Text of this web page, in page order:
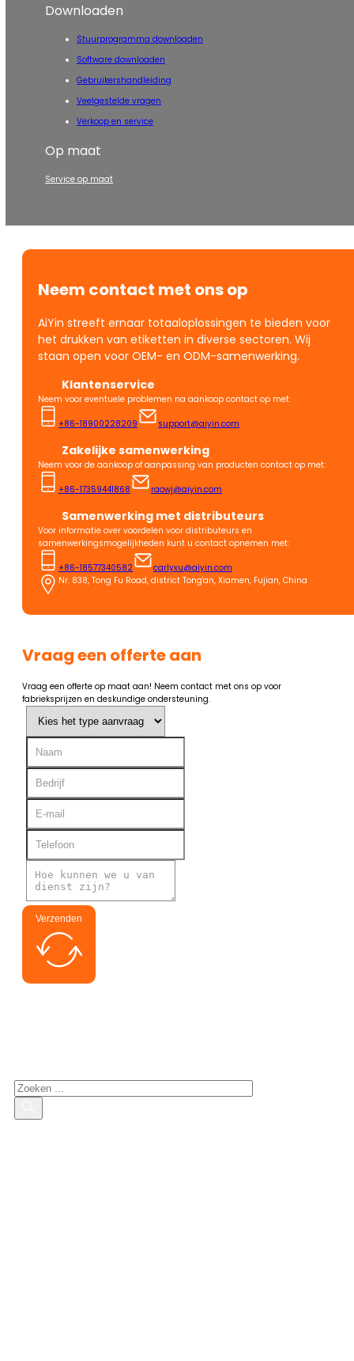
Downloaden
Stuurprogramma downloaden
Software downloaden
Gebruikershandleiding
Veelgestelde vragen
Verkoop en service
Op maat
Service op maat
Neem contact met ons op
AiYin streeft ernaar totaaloplossingen te bieden voor
het drukken van etiketten in diverse sectoren. Wij
staan open voor OEM- en ODM-samenwerking.
Klantenservice
Neem voor eventuele problemen na aankoop contact op met:
+86-18900228209 support@aiyin.com
Zakelijke samenwerking
Neem voor de aankoop of aanpassing van producten contact op met:
+86-17359441868 raowj@aiyin.com
Samenwerking met distributeurs
Voor informatie over voordelen voor distributeurs en
samenwerkingsmogelijkheden kunt u contact opnemen met:
+86-18577340582
carlyxu@aiyin.com
Nr. 838, Tong Fu Road, district Tong'an, Xiamen, Fujian, China
Vraag een offerte aan
Vraag een offerte op maat aan! Neem contact met ons op voor
fabrieksprijzen en deskundige ondersteuning.
Verzenden
Zoeken